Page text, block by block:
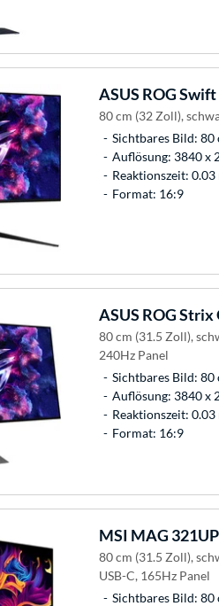
ASUS ROG
80 cm (32 Zoll),
Sichtbares Bild: 80
Auflösung: 3840 x
Reaktionszeit: 0.03
Format: 16:9
ASUS ROG Strix
80 cm (31.5 Zoll),
240Hz Panel
Sichtbares Bild: 80
Auflösung: 3840 x
Reaktionszeit: 0.03
Format: 16:9
MSI MAG
80 cm (31.5 Zoll),
USB-C, 165Hz Panel
Sichtbares Bild: 80